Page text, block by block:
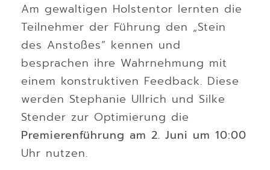
Am gewaltigen Holstentor lernten die
Teilnehmer der Führung den „Stein
des Anstoßes“ kennen und
besprachen ihre Wahrnehmung mit
einem konstruktiven Feedback. Diese
werden Stephanie Ullrich und Silke
Stender zur Optimierung die
Premierenführung am 2. Juni um 10:00
Uhr nutzen.